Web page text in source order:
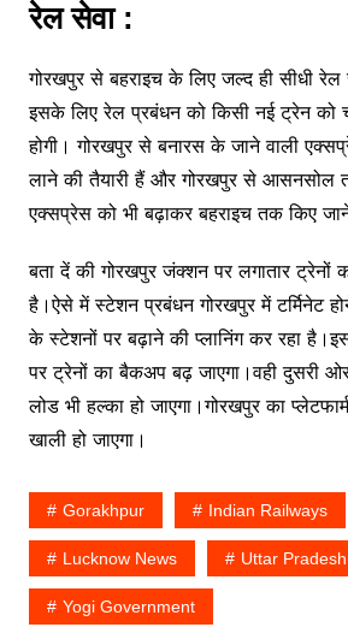
रेल सेवा :
गोरखपुर से बहराइच के लिए जल्द ही सीधी रेल
इसके लिए रेल प्रबंधन को किसी नई ट्रेन को
होगी। गोरखपुर से बनारस के जाने वाली
लाने की तैयारी हैं और गोरखपुर से
एक्सप्रेस को भी बढ़ाकर बहराइच तक किए
बता दें की गोरखपुर जंक्शन पर लगातार ट्रेनों
है।ऐसे में स्टेशन प्रबंधन गोरखपुर में टर्मिनेट
के स्टेशनों पर बढ़ाने की प्लानिंग कर रहा
पर ट्रेनों का बैकअप बढ़ जाएगा।वही दुसरी
लोड भी हल्का हो जाएगा।गोरखपुर का
खाली हो जाएगा।
Gorakhpur Indian Railways
Lucknow News Uttar
Yogi Government